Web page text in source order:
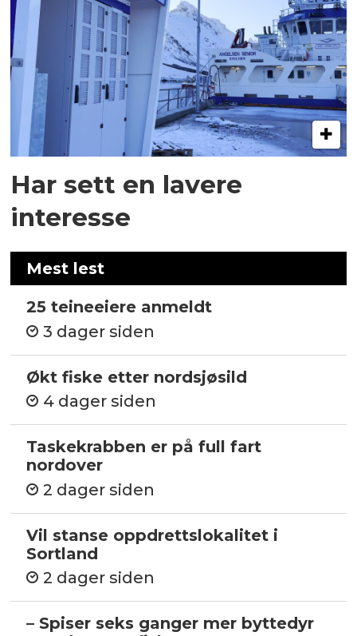
Har sett en lavere
interesse
Mest lest
25 teineeiere anmeldt
3 dager siden
Økt fiske etter nordsjøsild
4 dager siden
Taskekrabben er på full fart
nordover
2 dager siden
Vil stanse oppdrettslokalitet i
Sortland
2 dager siden
– Spiser seks ganger mer byttedyr